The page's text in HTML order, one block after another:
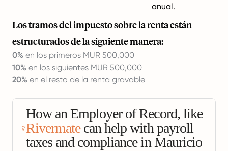
anual.
Los tramos del impuesto sobre la renta están
estructurados de la siguiente manera:
0% en los primeros MUR 500,000
10% en los siguientes MUR 500,000
20% en el resto de la renta gravable
How an Employer of Record, like
Rivermatecan help with payroll
taxes and compliance in Mauricio